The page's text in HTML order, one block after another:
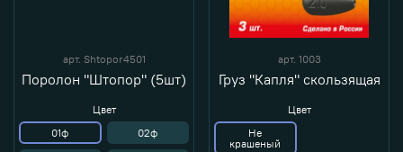
арт. Shtopor4501
Поролон "Штопор" (5шт)
Цвет
01ф
02ф
арт. 1003
Груз "Капля" скользящая
Цвет
Не
крашеный